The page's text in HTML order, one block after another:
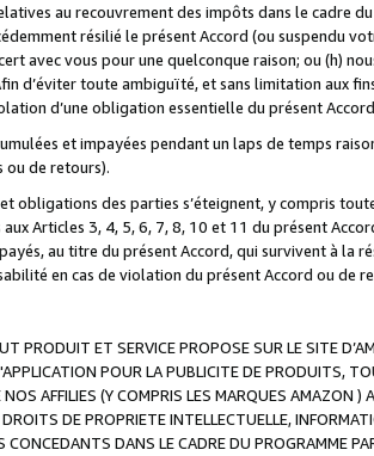
au recouvrement des impôts dans le cadre
résilié le présent Accord (ou suspendu
avec vous pour une quelconque raison; ou (h)
d’éviter toute ambiguïté, et sans limitation aux
d’une obligation essentielle du présent
et impayées pendant un laps de temps
ou de retours).
obligations des parties s’éteignent, y compris
Articles 3, 4, 5, 6, 7, 8, 10 et 11 du présent
au titre du présent Accord, qui survivent à la
en cas de violation du présent Accord ou de
PRODUIT ET SERVICE PROPOSE SUR LE SITE
POUR LA PUBLICITE DE PRODUITS,
AFFILIES (Y COMPRIS LES MARQUES AMAZON
DE PROPRIETE INTELLECTUELLE,
DANS LE CADRE DU PROGRAMME